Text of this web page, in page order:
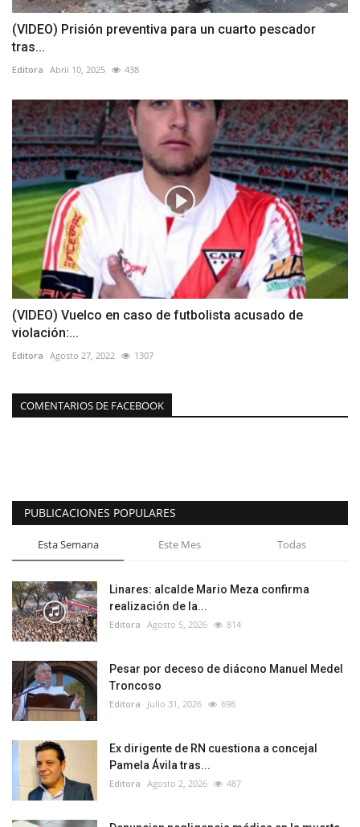
(VIDEO) Prisión preventiva para un cuarto pescador
tras...
Editora Abril 10, 2025 438
(VIDEO) Vuelco en caso de futbolista acusado de
violación:...
Editora Agosto 27, 2022 1307
COMENTARIOS DE FACEBOOK
PUBLICACIONES POPULARES
Esta Semana Este Mes Todas
Linares: alcalde Mario Meza confirma
realización de la...
Editora Agosto 5, 2026 814
Pesar por deceso de diácono Manuel Medel
Troncoso
Editora Julio 31, 2026 698
Ex dirigente de RN cuestiona a concejal
Pamela Ávila tras...
Editora Agosto 2, 2026 487